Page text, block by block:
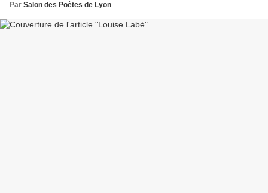
Par Salon des Poètes de Lyon